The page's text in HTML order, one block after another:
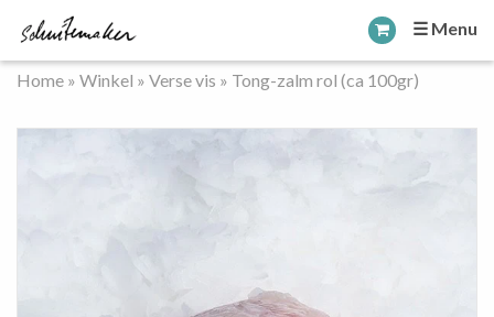
☰ Menu
Home » Winkel » Verse vis » Tong-zalm rol (ca 100gr)